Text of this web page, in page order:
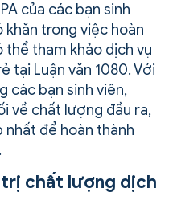
của các bạn sinh
khăn trong việc hoàn
thể tham khảo dịch vụ
tại Luận văn 1080. Với
các bạn sinh viên,
về chất lượng đầu ra,
để hoàn thành
trị chất lượng dịch